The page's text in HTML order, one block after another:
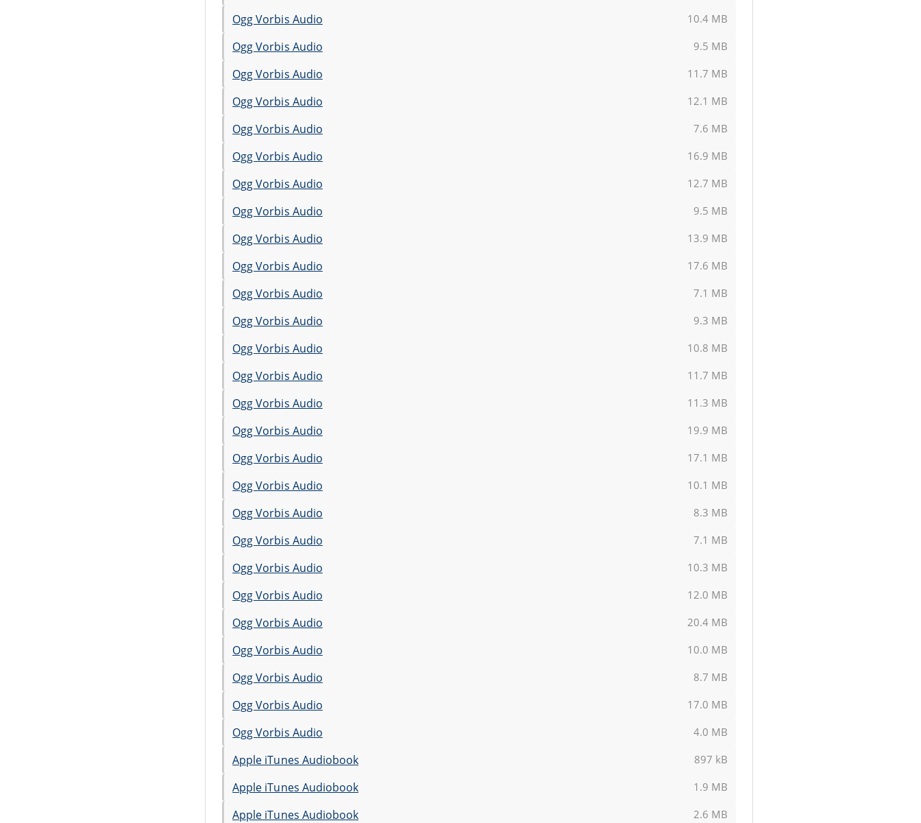
Ogg Vorbis Audio 10.4 MB
Ogg Vorbis Audio 9.5 MB
Ogg Vorbis Audio 11.7 MB
Ogg Vorbis Audio 12.1 MB
Ogg Vorbis Audio 7.6 MB
Ogg Vorbis Audio 16.9 MB
Ogg Vorbis Audio 12.7 MB
Ogg Vorbis Audio 9.5 MB
Ogg Vorbis Audio 13.9 MB
Ogg Vorbis Audio 17.6 MB
Ogg Vorbis Audio 7.1 MB
Ogg Vorbis Audio 9.3 MB
Ogg Vorbis Audio 10.8 MB
Ogg Vorbis Audio 11.7 MB
Ogg Vorbis Audio 11.3 MB
Ogg Vorbis Audio 19.9 MB
Ogg Vorbis Audio 17.1 MB
Ogg Vorbis Audio 10.1 MB
Ogg Vorbis Audio 8.3 MB
Ogg Vorbis Audio 7.1 MB
Ogg Vorbis Audio 10.3 MB
Ogg Vorbis Audio 12.0 MB
Ogg Vorbis Audio 20.4 MB
Ogg Vorbis Audio 10.0 MB
Ogg Vorbis Audio 8.7 MB
Ogg Vorbis Audio 17.0 MB
Ogg Vorbis Audio 4.0 MB
Apple iTunes Audiobook 897 kB
Apple iTunes Audiobook 1.9 MB
Apple iTunes Audiobook 2.6 MB